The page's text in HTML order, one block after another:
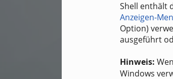
Shell enthält
Anzeigen-
Option)
ausgeführt
Hinweis:
Windows